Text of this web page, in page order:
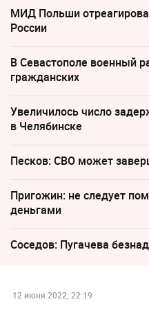
МИД Польши
России
В Севастополе военный
гражданских
Увеличилось число
в Челябинске
Песков: СВО может
Пригожин: не следует
деньгами
Соседов: Пугачева
12 июня 2022, 22:19